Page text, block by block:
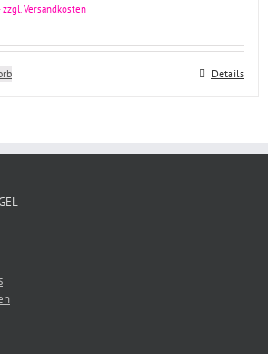
zzgl. Versandkosten
Details